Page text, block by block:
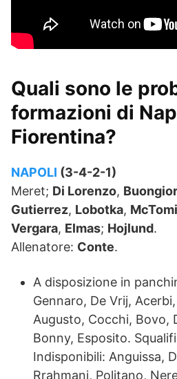
Quali sono le
formazioni di
Fiorentina?
NAPOLI (3-4-2-1)
Meret; Di Lorenzo,
Gutierrez, Lobotka,
Vergara, Elmas; Hojlund.
Allenatore: Conte.
A disposizione in
Gennaro, De Vrij,
Augusto, Cocchi, Bovo,
Bonny, Esposito.
Indisponibili: Anguissa,
Rrahmani, Politano,